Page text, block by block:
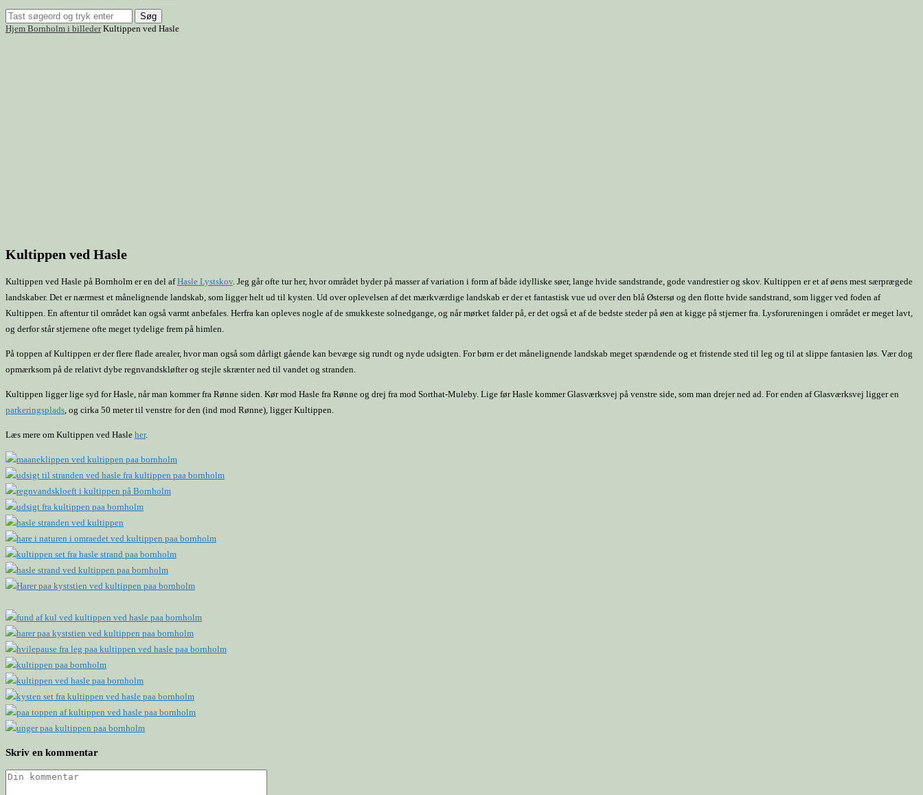
Søg
Hjem Bornholm i billeder Kultippen ved Hasle
Kultippen ved Hasle
Kultippen ved Hasle på Bornholm er en del afHasle Lystskov. Jeg går ofte tur her, hvor området byder på masser af variation i form af både idylliske søer, lange hvide sandstrande, gode vandrestier og skov. Kultippen er et af øens mest særprægede
landskaber. Det er nærmest et månelignende landskab, som ligger helt ud til kysten. Ud over oplevelsen af det mærkværdige landskab er der et fantastisk vue ud over den blå Østersø og den flotte hvide sandstrand, som ligger ved foden af
Kultippen. En aftentur til området kan også varmt anbefales. Herfra kan opleves nogle af de smukkeste solnedgange, og når mørket falder på, er det også et af de bedste steder på øen at kigge på stjerner fra. Lysforureningen i området er meget lavt,
og derfor står stjernene ofte meget tydelige frem på himlen.
På toppen af Kultippen er der flere flade arealer, hvor man også som dårligt gående kan bevæge sig rundt og nyde udsigten. For børn er det månelignende landskab meget spændende og et fristende sted til leg og til at slippe fantasien løs. Vær dog
opmærksom på de relativt dybe regnvandskløfter og stejle skrænter ned til vandet og stranden.
Kultippen ligger lige syd for Hasle, når man kommer fra Rønne siden. Kør mod Hasle fra Rønne og drej fra mod Sorthat-Muleby. Lige før Hasle kommer Glasværksvej på venstre side, som man drejer ned ad. For enden af Glasværksvej ligger en
parkeringsplads, og cirka 50 meter til venstre for den (ind mod Rønne), ligger Kultippen.
Læs mere om Kultippen ved Hasle her.
Skriv en kommentar